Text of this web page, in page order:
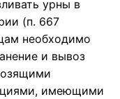
урны в
(п. 667
необходимо
и вывоз
имеющими